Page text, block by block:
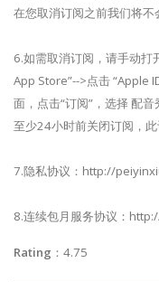
在您取消订阅之前我们将不
6.如需取消订阅，请手动打
App Store”-->点击 “Apple
面，点击“订阅”，选择 配
至少24小时前关闭订阅，此
7.隐私协议：http://
8.连续包月服务协议：
Rating ：